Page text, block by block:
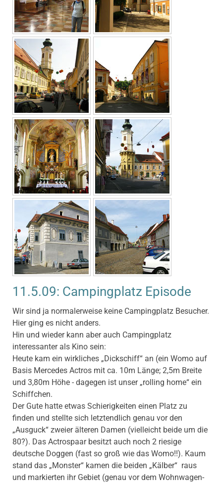
11.5.09: Campingplatz Episode
Wir sind ja normalerweise keine Campingplatz Besucher.
Hier ging es nicht anders.
Hin und wieder kann aber auch Campingplatz
interessanter als Kino sein:
Heute kam ein wirkliches „Dickschiff“ an (ein Womo auf
Basis Mercedes Actros mit ca. 10m Länge; 2,5m Breite
und 3,80m Höhe - dagegen ist unser „rolling home“ ein
Schiffchen.
Der Gute hatte etwas Schierigkeiten einen Platz zu
finden und stellte sich letztendlich genau vor den
„Ausguck“ zweier älteren Damen (vielleicht beide um die
80?). Das Actrospaar besitzt auch noch 2 riesige
deutsche Doggen (fast so groß wie das Womo!!). Kaum
stand das „Monster“ kamen die beiden „Kälber“ raus
und markierten ihr Gebiet (genau vor dem Wohnwagen-